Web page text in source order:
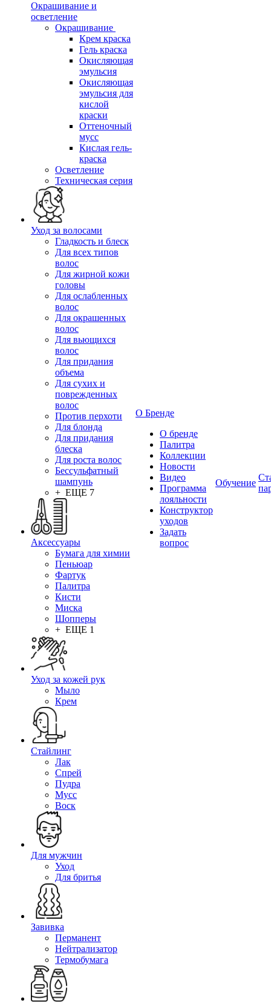
Окрашивание и
осветление
Окрашивание
Крем краска
Гель краска
Окисляющая
эмульсия
Окисляющая
эмульсия для
кислой
краски
Оттеночный
мусс
Кислая гель-
краска
Осветление
Техническая серия
Уход за волосами
Гладкость и блеск
Для всех типов
волос
Для жирной кожи
головы
Для ослабленных
волос
Для окрашенных
волос
Для вьющихся
волос
Для придания
объема
Для сухих и
поврежденных
волос
Против перхоти
Для блонда
Для придания
блеска
Для роста волос
Бессульфатный
шампунь
+ ЕЩЕ 7
Аксессуары
Бумага для химии
Пеньюар
Фартук
Палитра
Кисти
Миска
Шопперы
+ ЕЩЕ 1
Уход за кожей рук
Мыло
Крем
Стайлинг
Лак
Спрей
Пудра
Мусс
Воск
Для мужчин
Уход
Для бритья
Завивка
Перманент
Нейтрализатор
Термобумага
О Бренде
О бренде
Палитра
Коллекции
Новости
Видео
Программа
лояльности
Конструктор
уходов
Задать
вопрос
Обучение